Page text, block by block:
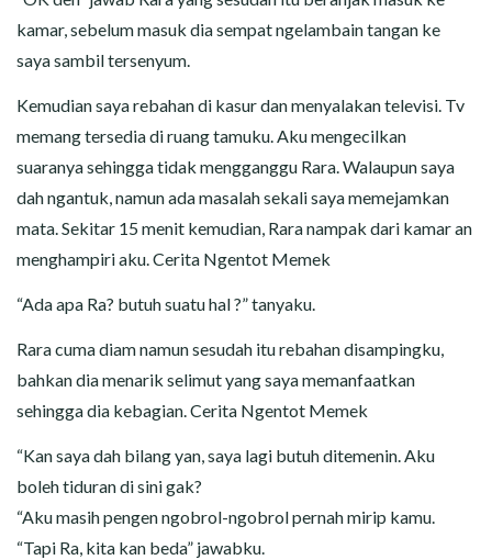
kamar, sebelum masuk dia sempat ngelambain tangan ke
saya sambil tersenyum.
Kemudian saya rebahan di kasur dan menyalakan televisi. Tv
memang tersedia di ruang tamuku. Aku mengecilkan
suaranya sehingga tidak mengganggu Rara. Walaupun saya
dah ngantuk, namun ada masalah sekali saya memejamkan
mata. Sekitar 15 menit kemudian, Rara nampak dari kamar an
menghampiri aku. Cerita Ngentot Memek
“Ada apa Ra? butuh suatu hal ?” tanyaku.
Rara cuma diam namun sesudah itu rebahan disampingku,
bahkan dia menarik selimut yang saya memanfaatkan
sehingga dia kebagian. Cerita Ngentot Memek
“Kan saya dah bilang yan, saya lagi butuh ditemenin. Aku
boleh tiduran di sini gak?
“Aku masih pengen ngobrol-ngobrol pernah mirip kamu.
“Tapi Ra, kita kan beda” jawabku.